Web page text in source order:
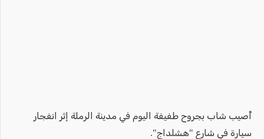
أُصيب شاب بجروح طفيفة اليوم في مدينة الرملة إثر انفجار
سيارة في شارع "هشلداج".